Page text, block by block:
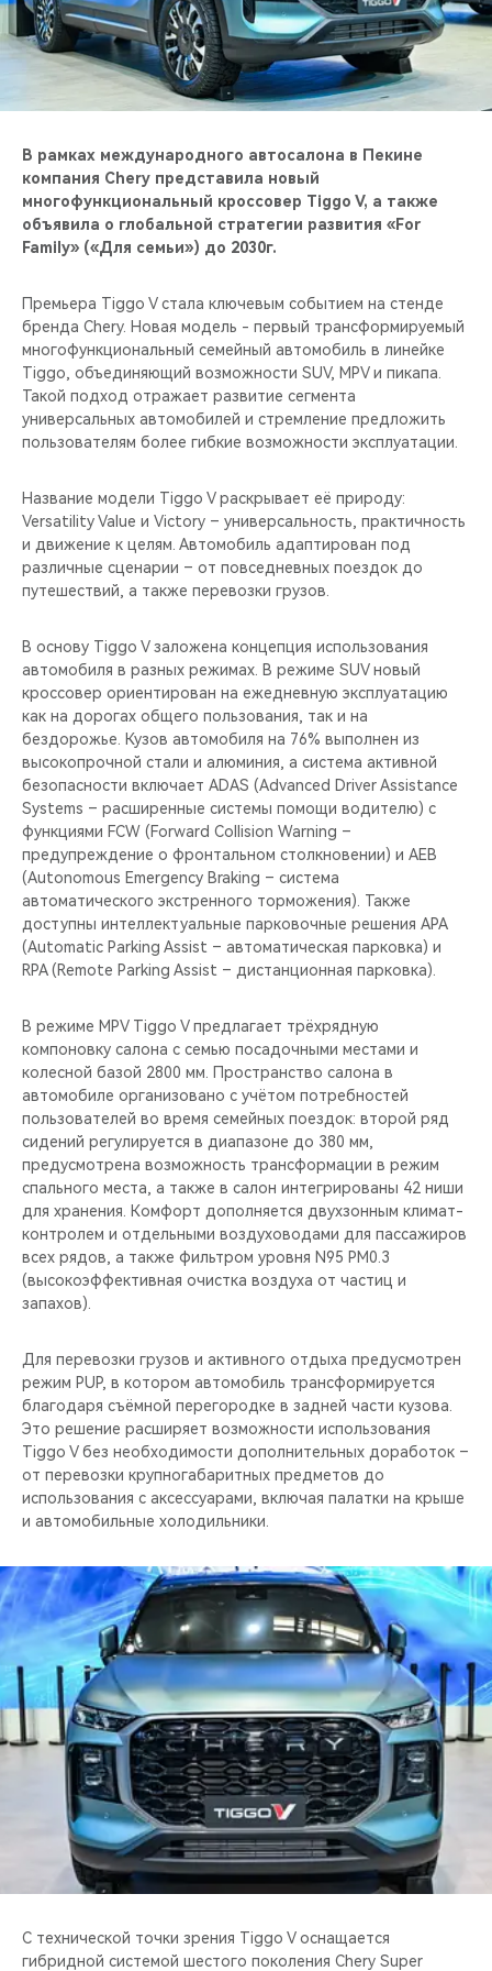
CHERY И СПОРТ
НАШИ МЕРОПРИЯТИЯ
ВИДЕООБЗОРЫ
CHERY ДЛЯ ДЕТЕЙ
В рамках международного автосалона в Пекине
компания Chery представила новый
многофункциональный кроссовер Tiggo V, а также
объявила о глобальной стратегии развития «For
Family» («Для семьи») до 2030г.
Премьера Tiggo V стала ключевым событием на стенде
бренда Chery. Новая модель - первый трансформируемый
многофункциональный семейный автомобиль в линейке
Tiggo, объединяющий возможности SUV, MPV и пикапа.
Такой подход отражает развитие сегмента
универсальных автомобилей и стремление предложить
пользователям более гибкие возможности эксплуатации.
Название модели Tiggo V раскрывает её природу:
Versatility Value и Victory – универсальность, практичность
и движение к целям. Автомобиль адаптирован под
различные сценарии – от повседневных поездок до
путешествий, а также перевозки грузов.
В основу Tiggo V заложена концепция использования
автомобиля в разных режимах. В режиме SUV новый
кроссовер ориентирован на ежедневную эксплуатацию
как на дорогах общего пользования, так и на
бездорожье. Кузов автомобиля на 76% выполнен из
высокопрочной стали и алюминия, а система активной
безопасности включает ADAS (Advanced Driver Assistance
Systems – расширенные системы помощи водителю) с
функциями FCW (Forward Collision Warning –
предупреждение о фронтальном столкновении) и AEB
(Autonomous Emergency Braking – система
автоматического экстренного торможения). Также
доступны интеллектуальные парковочные решения APA
(Automatic Parking Assist – автоматическая парковка) и
RPA (Remote Parking Assist – дистанционная парковка).
В режиме MPV Tiggo V предлагает трёхрядную
компоновку салона с семью посадочными местами и
колесной базой 2800 мм. Пространство салона в
автомобиле организовано с учётом потребностей
пользователей во время семейных поездок: второй ряд
сидений регулируется в диапазоне до 380 мм,
предусмотрена возможность трансформации в режим
спального места, а также в салон интегрированы 42 ниши
для хранения. Комфорт дополняется двухзонным климат-
контролем и отдельными воздуховодами для пассажиров
всех рядов, а также фильтром уровня N95 PM0.3
(высокоэффективная очистка воздуха от частиц и
запахов).
Для перевозки грузов и активного отдыха предусмотрен
режим PUP, в котором автомобиль трансформируется
благодаря съёмной перегородке в задней части кузова.
Это решение расширяет возможности использования
Tiggo V без необходимости дополнительных доработок –
от перевозки крупногабаритных предметов до
использования с аксессуарами, включая палатки на крыше
и автомобильные холодильники.
С технической точки зрения Tiggo V оснащается
гибридной системой шестого поколения Chery Super